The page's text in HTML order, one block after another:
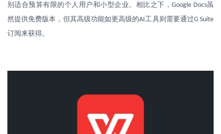
别适合预算有限的个人用户和小型企业。相比之下，Google Docs虽
然提供免费版本，但其高级功能如更高级的AI工具则需要通过G Suite
订阅来获得。